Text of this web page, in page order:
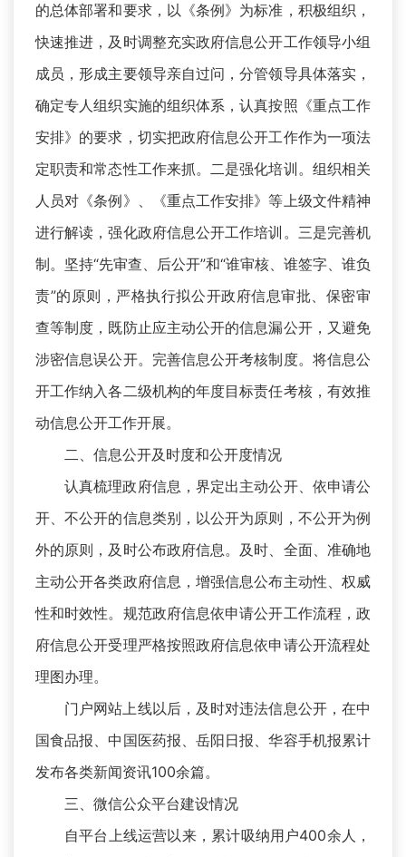
的总体部署和要求，以《条例》为标准，积极组织，
快速推进，及时调整充实政府信息公开工作领导小组
成员，形成主要领导亲自过问，分管领导具体落实，
确定专人组织实施的组织体系，认真按照《重点工作
安排》的要求，切实把政府信息公开工作作为一项法
定职责和常态性工作来抓。二是强化培训。组织相关
人员对《条例》、《重点工作安排》等上级文件精神
进行解读，强化政府信息公开工作培训。三是完善机
制。坚持“先审查、后公开”和“谁审核、谁签字、谁负
责”的原则，严格执行拟公开政府信息审批、保密审
查等制度，既防止应主动公开的信息漏公开，又避免
涉密信息误公开。完善信息公开考核制度。将信息公
开工作纳入各二级机构的年度目标责任考核，有效推
动信息公开工作开展。
二、信息公开及时度和公开度情况
认真梳理政府信息，界定出主动公开、依申请公
开、不公开的信息类别，以公开为原则，不公开为例
外的原则，及时公布政府信息。及时、全面、准确地
主动公开各类政府信息，增强信息公布主动性、权威
性和时效性。规范政府信息依申请公开工作流程，政
府信息公开受理严格按照政府信息依申请公开流程处
理图办理。
门户网站上线以后，及时对违法信息公开，在中
国食品报、中国医药报、岳阳日报、华容手机报累计
发布各类新闻资讯100余篇。
三、微信公众平台建设情况
自平台上线运营以来，累计吸纳用户400余人，